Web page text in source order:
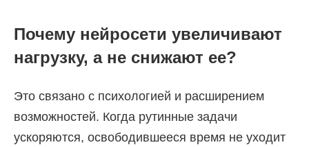
Почему нейросети увеличивают
нагрузку, а не снижают ее?
Это связано с психологией и расширением
возможностей. Когда рутинные задачи
ускоряются, освободившееся время не уходит